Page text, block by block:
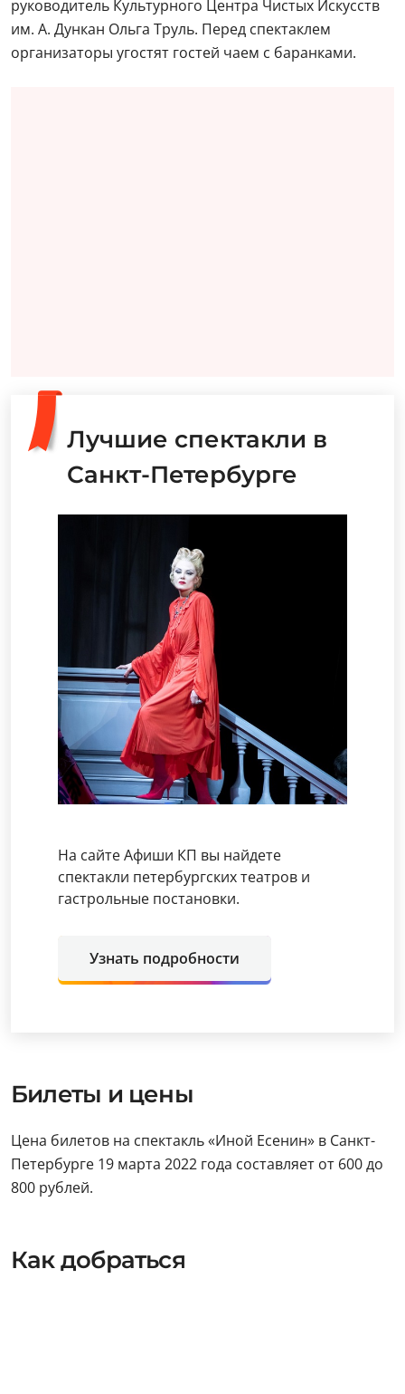
руководитель Культурного Центра Чистых Искусств
им. А. Дункан Ольга Труль. Перед спектаклем
организаторы угостят гостей чаем с баранками.
Лучшие спектакли в
Санкт-Петербурге
На сайте Афиши КП вы найдете
спектакли петербургских театров и
гастрольные постановки.
Узнать подробности
Билеты и цены
Цена билетов на спектакль «Иной Есенин» в Санкт-
Петербурге 19 марта 2022 года составляет от 600 до
800 рублей.
Как добраться